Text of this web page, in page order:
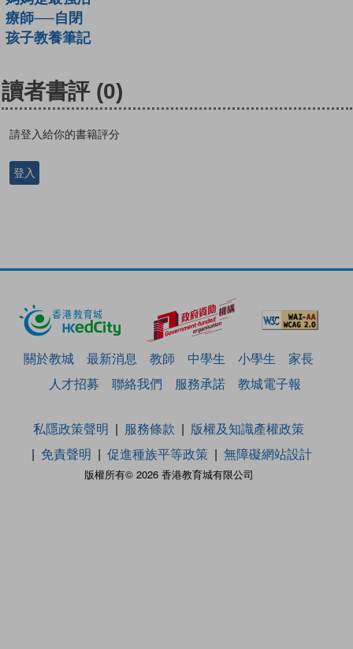
療師──自閉
孩子教養筆記
讀者書評 (0)
請登入給你的書籍評分
登入
關於教城 最新消息 教師 中學生 小學生
家長
人才招募
聯絡我們 服務承諾 教城電子報
版權所有© 2026 香港教育城有限公司
私隱政策聲明 服務條款
版權及知識產權政策
免責聲明
促進種族平等政策 無障礙網站設計